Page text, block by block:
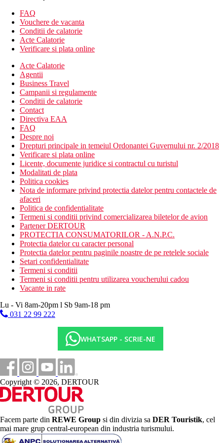
Hotelul dispune de:
hol de intrare cu receptie
197 de camere
4 restaurante si baruri (Mama Restaurant, Mama Trattoria,
4 piscine exterioare (sezlonguri si umbrele gratuite)
piscina pentru copii
cinematograf in aer liber CineMama
fitness
wellness
sali de conferinte
spalatorie si curatatorie chimica
Descrierea plajei
Plaja publica cu nisip Kite Beach se afla la aproximativ 10
km de hotel.
Sezlonguri si umbrele de soare sunt disponibile contra
cost.
Dupa rezervare prealabila, exista posibilitatea unui
serviciu de transfer oferit de hotel la plaja si inapoi.
Activitati sportive gratuite
fitness
Activitati sportive contra cost
sporturi nautice pe plaja
masaje
o gama larga de proceduri si tratamente wellness
Masa
Mic dejun:
mic dejun tip bufet
Demipensiune:
mic dejun tip bufet
cina din meniu fix (à la carte) intr-unul dintre restaurantele
Pensiune completa:
mic dejun tip bufet
pranz si cina din meniu fix (à la carte) intr-unul dintre
restaurantele hotelului
Categoria oficiala
5 stele
FAQ
Vouchere de vacanta
Conditii de calatorie
Acte Calatorie
Verificare si plata online
Acte Calatorie
Agentii
Business Travel
Campanii si regulamente
Conditii de calatorie
Contact
Directiva EAA
FAQ
Despre noi
Drepturi principale in temeiul Ordonantei Guvernului nr. 2/2018
Verificare si plata online
Licente, documente juridice si contractul cu turistul
Modalitati de plata
Politica cookies
Nota de informare privind protectia datelor pentru contactele de
afaceri
Politica de confidentialitate
Termeni si conditii privind comercializarea biletelor de avion
Partener DERTOUR
PROTECTIA CONSUMATORILOR - A.N.P.C.
Protectia datelor cu caracter personal
Protectia datelor pentru paginile noastre de pe retelele sociale
Setari confidentialitate
Termeni si conditii
Termeni si conditii pentru utilizarea voucherului cadou
Vacante in rate
Lu - Vi 8am-20pm l Sb 9am-18 pm
031 22 99 222
WHATSAPP - SCRIE-NE
Copyright © 2026, DERTOUR
Facem parte din REWE Group si din divizia sa DER Touristik, cel
mai mare grup central-european din industria turismului.